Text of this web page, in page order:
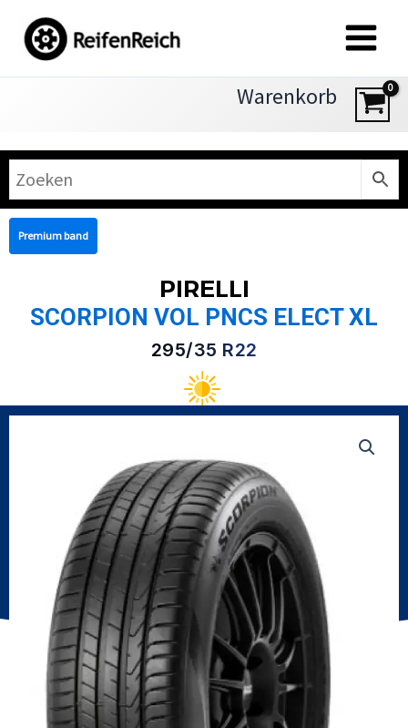
Inhalt
springen
Warenkorb
Premium band
PIRELLI
SCORPION VOL PNCS ELECT XL
295/35 R22